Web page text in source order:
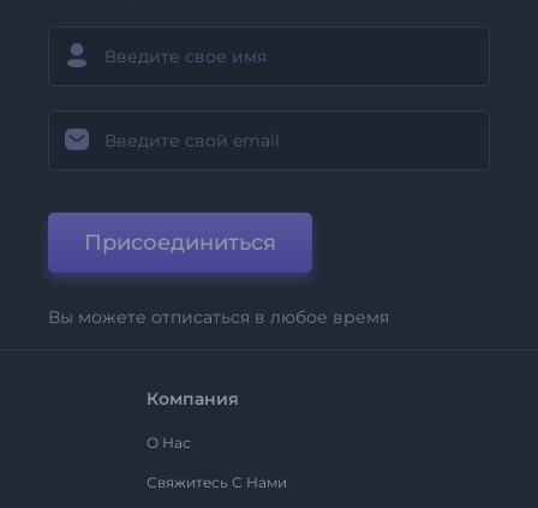
Присоединиться
Вы можете отписаться в любое время
Компания
О Нас
Свяжитесь С Нами